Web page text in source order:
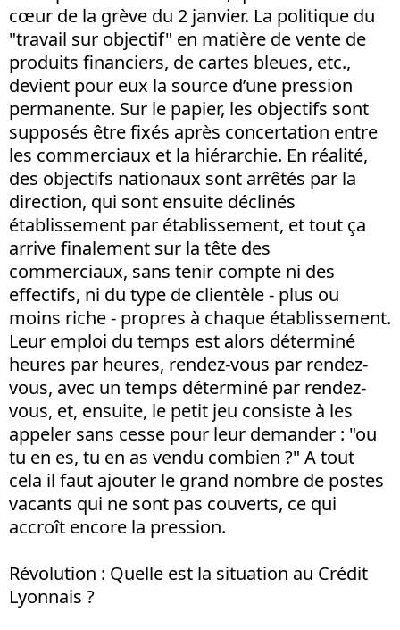
cœur de la grève du 2 janvier. La politique du
"travail sur objectif" en matière de vente de
produits financiers, de cartes bleues, etc.,
devient pour eux la source d’une pression
permanente. Sur le papier, les objectifs sont
supposés être fixés après concertation entre
les commerciaux et la hiérarchie. En réalité,
des objectifs nationaux sont arrêtés par la
direction, qui sont ensuite déclinés
établissement par établissement, et tout ça
arrive finalement sur la tête des
commerciaux, sans tenir compte ni des
effectifs, ni du type de clientèle - plus ou
moins riche - propres à chaque établissement.
Leur emploi du temps est alors déterminé
heures par heures, rendez-vous par rendez-
vous, avec un temps déterminé par rendez-
vous, et, ensuite, le petit jeu consiste à les
appeler sans cesse pour leur demander : "ou
tu en es, tu en as vendu combien ?" A tout
cela il faut ajouter le grand nombre de postes
vacants qui ne sont pas couverts, ce qui
accroît encore la pression.
Révolution : Quelle est la situation au Crédit
Lyonnais ?